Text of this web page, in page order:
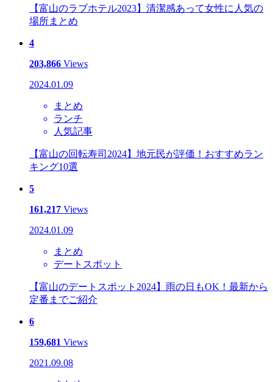
【富山のラブホテル2023】清潔感あって女性に人気の
場所まとめ
4
203,866 Views
2024.01.09
まとめ
ランチ
人気記事
【富山の回転寿司2024】地元民が評価！おすすめラン
キング10選
5
161,217 Views
2024.01.09
まとめ
デートスポット
【富山のデートスポット2024】雨の日もOK！最新から
定番までご紹介
6
159,681 Views
2021.09.08